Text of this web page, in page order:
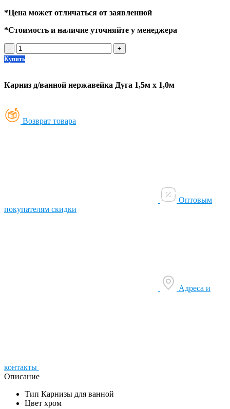
*Цена может отличаться от заявленной
*Стоимость и наличие уточняйте у менеджера
- +
Купить
Карниз д/ванной нержавейка Дуга 1,5м х 1,0м
Возврат товара
Оптовым
покупателям скидки
Адреса и
контакты
Описание
Тип Карнизы для ванной
Цвет хром